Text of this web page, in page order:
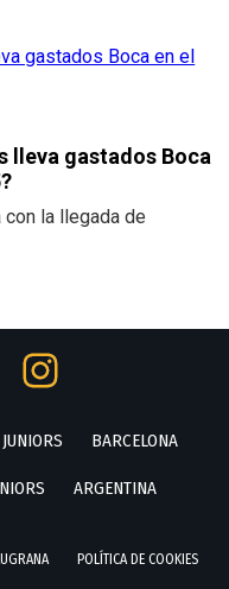
lleva gastados Boca
la llegada de
BARCELONA
ARGENTINA
POLÍTICA DE COOKIES